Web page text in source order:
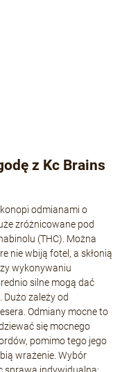
z Kc Brains
odmianami o
zróżnicowane pod
(THC). Można
nie wbiją fotel, a skłonią
wykonywaniu
silne mogą dać
Dużo zależy od
Odmiany mocne to
się mocnego
pomimo tego jego
wrażenie. Wybór
sprawą indywidualną: